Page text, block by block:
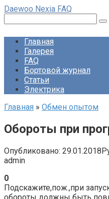
Перейти
контенту
Daewoo Nexia FAQ
Главная
Галерея
FAQ
Бортовой журнал
Статьи
Электрика
Главная » Обмен опытом
Обороты при
Опубликовано: 29.01.2018
admin
0
Подскажите,пож.,при